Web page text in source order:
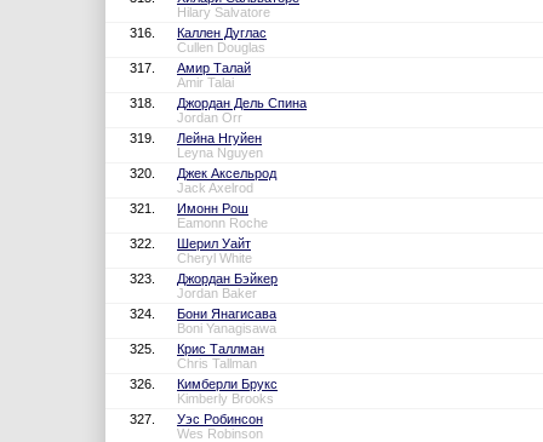
Hilary Salvatore
316.
Каллен Дуглас
Cullen Douglas
317.
Амир Талай
Amir Talai
318.
Джордан Дель Спина
Jordan Orr
319.
Лейна Нгуйен
Leyna Nguyen
320.
Джек Аксельрод
Jack Axelrod
321.
Имонн Рош
Eamonn Roche
322.
Шерил Уайт
Cheryl White
323.
Джордан Бэйкер
Jordan Baker
324.
Бони Янагисава
Boni Yanagisawa
325.
Крис Таллман
Chris Tallman
326.
Кимберли Брукс
Kimberly Brooks
327.
Уэс Робинсон
Wes Robinson